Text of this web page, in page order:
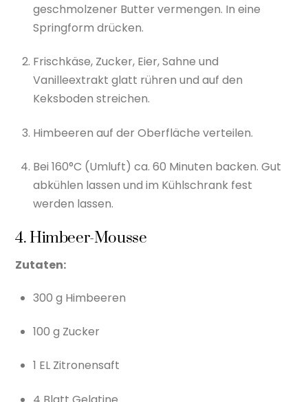
geschmolzener Butter vermengen. In eine
Springform drücken.
Frischkäse, Zucker, Eier, Sahne und
Vanilleextrakt glatt rühren und auf den
Keksboden streichen.
Himbeeren auf der Oberfläche verteilen.
Bei 160°C (Umluft) ca. 60 Minuten backen. Gut
abkühlen lassen und im Kühlschrank fest
werden lassen.
4. Himbeer-Mousse
Zutaten:
300 g Himbeeren
100 g Zucker
1 EL Zitronensaft